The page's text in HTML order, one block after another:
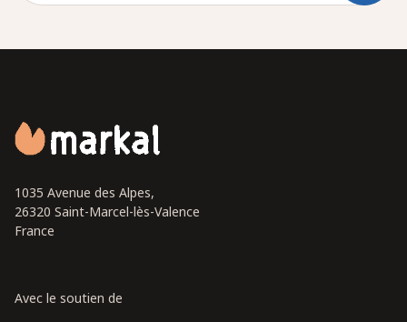
1035 Avenue des Alpes,
26320 Saint-Marcel-lès-Valence
France
Avec le soutien de